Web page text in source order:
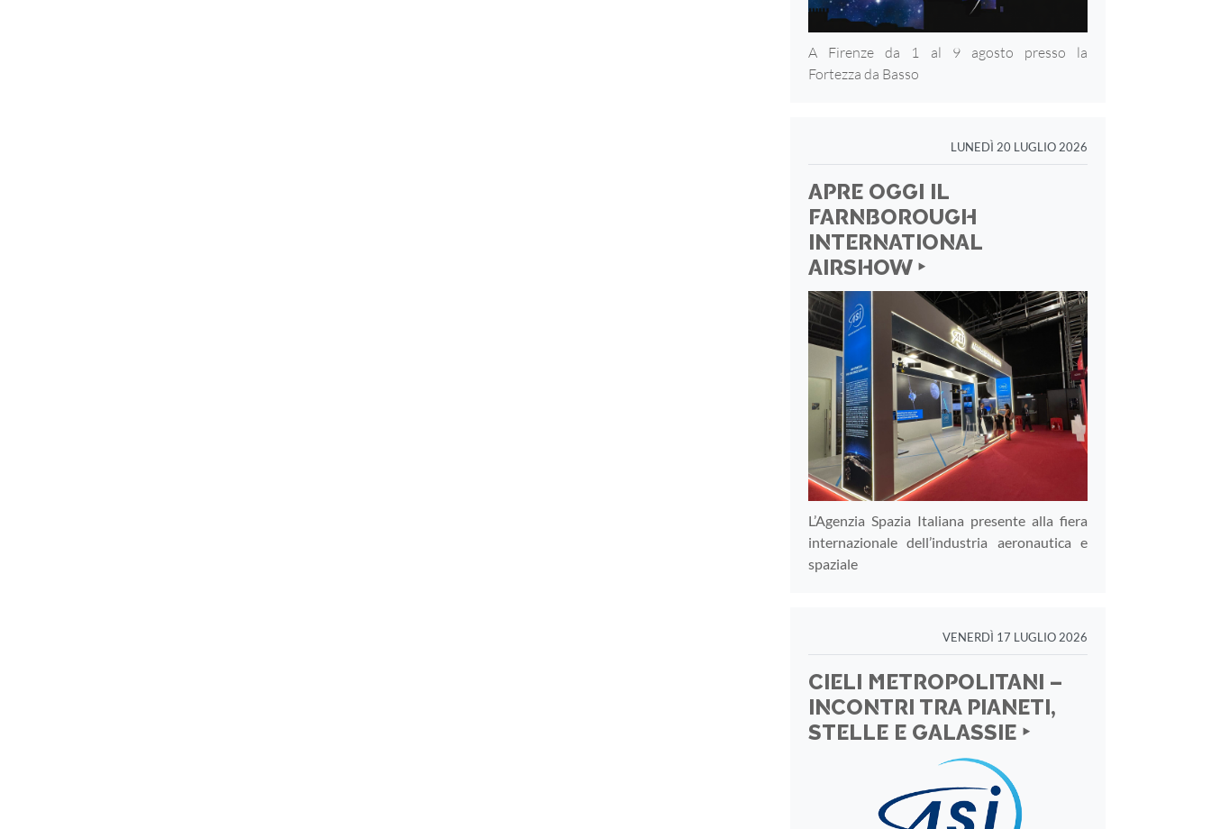
A Firenze da 1 al 9 agosto presso la
Fortezza da Basso
LUNEDÌ 20 LUGLIO 2026
APRE OGGI IL
FARNBOROUGH
INTERNATIONAL
AIRSHOW ‣
L’Agenzia Spazia Italiana presente alla fiera
internazionale dell’industria aeronautica e
spaziale
VENERDÌ 17 LUGLIO 2026
CIELI METROPOLITANI –
INCONTRI TRA PIANETI,
STELLE E GALASSIE ‣